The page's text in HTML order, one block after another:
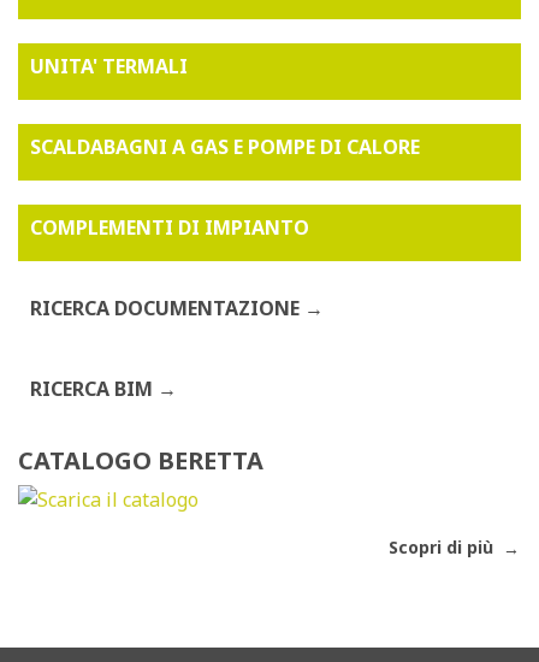
UNITA' TERMALI
SCALDABAGNI A GAS E POMPE DI CALORE
COMPLEMENTI DI IMPIANTO
RICERCA DOCUMENTAZIONE
RICERCA BIM
CATALOGO BERETTA
Scopri di più